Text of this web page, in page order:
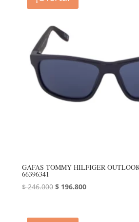
GAFAS TOMMY HILFIGER
66396341
$246.000 El
era:
$196.800El